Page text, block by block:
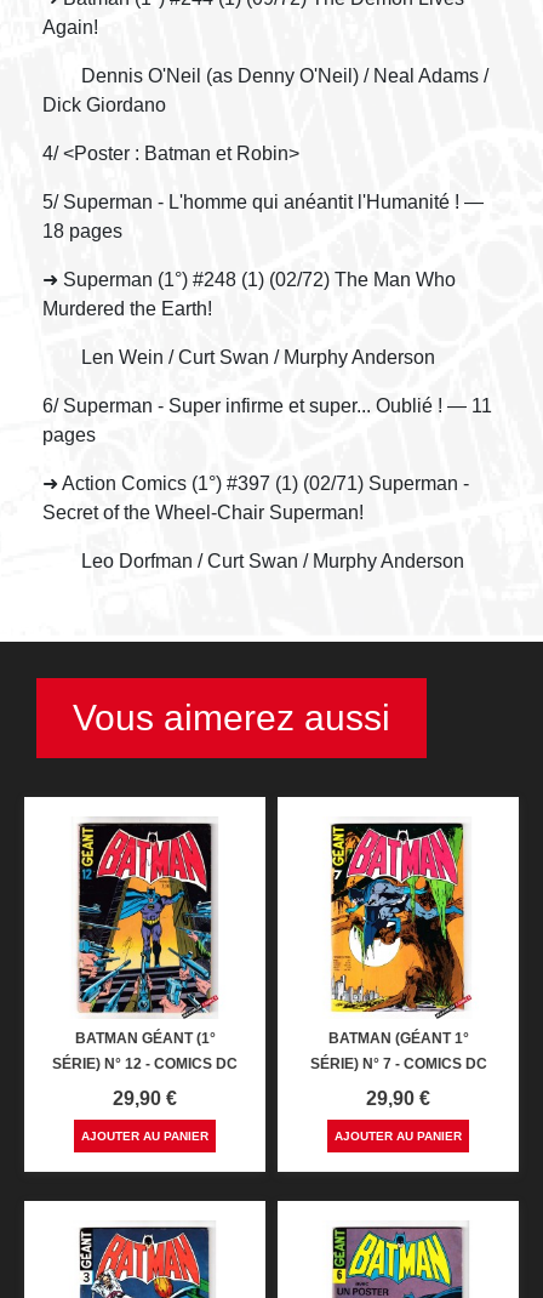
Again!
Dennis O'Neil (as Denny O'Neil) / Neal Adams /
Dick Giordano
4/ <Poster : Batman et Robin>
5/ Superman - L'homme qui anéantit l'Humanité ! —
18 pages
➜ Superman (1°) #248 (1) (02/72) The Man Who
Murdered the Earth!
Len Wein / Curt Swan / Murphy Anderson
6/ Superman - Super infirme et super... Oublié ! — 11
pages
➜ Action Comics (1°) #397 (1) (02/71) Superman -
Secret of the Wheel-Chair Superman!
Leo Dorfman / Curt Swan / Murphy Anderson
Vous aimerez aussi
BATMAN GÉANT (1°
SÉRIE) N° 12 - COMICS DC
Prix
29,90 €
AJOUTER AU PANIER
BATMAN (GÉANT 1°
SÉRIE) N° 7 - COMICS DC
Prix
29,90 €
AJOUTER AU PANIER